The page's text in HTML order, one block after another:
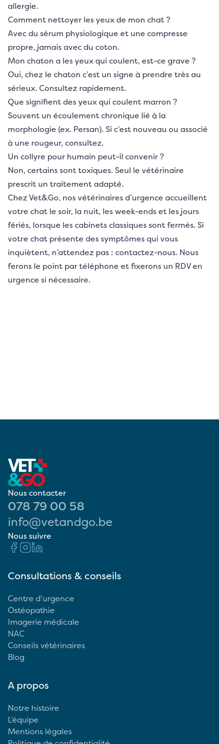
allergie.
Comment nettoyer les yeux de mon chat ?
Avec du sérum physiologique et une compresse
propre, jamais avec du coton.
Mon chaton a les yeux qui coulent, est-ce grave ?
Oui, chez le chaton c’est un signe à prendre très au
sérieux. Consultez rapidement.
Que signifient des yeux qui coulent marron ?
Souvent un écoulement chronique lié à la
morphologie (ex. Persan). Si c’est nouveau ou associé
à une rougeur, consultez.
Un collyre pour humain peut-il convenir ?
Non, certains sont toxiques. Seul le vétérinaire
prescrit un traitement adapté.
Chez Vet&Go, nos vétérinaires d’urgence accueillent
votre chat le soir, la nuit, les week-ends et les jours
fériés, lorsque les cabinets classiques sont fermés. Si
votre chat présente des symptômes qui vous
inquiètent, n’attendez pas : contactez-nous. Nous
ferons le point par téléphone et fixerons un RDV en
urgence si nécessaire.
Nous contacter
078 79 00 58
info@vetandgo.be
Nous suivre
Consultations & conseils
Centre d’urgence
Ostéopathie
Imagerie médicale
NAC
Conseils vétérinaires
Blog
A propos
Notre histoire
L’équipe
Mentions légales